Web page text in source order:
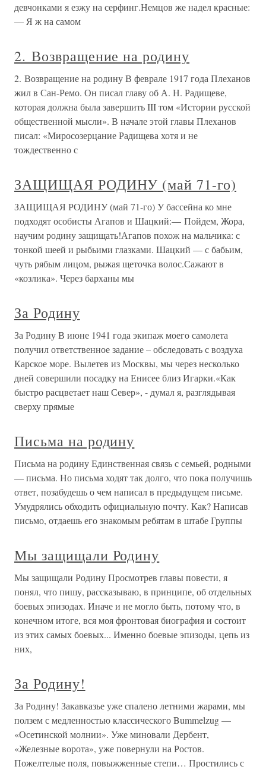
девчонками я езжу на серфинг.Немцов же надел красные:
— Я ж на самом
2. Возвращение на родину
2. Возвращение на родину В феврале 1917 года Плеханов
жил в Сан-Ремо. Он писал главу об А. Н. Радищеве,
которая должна была завершить III том «Истории русской
общественной мысли». В начале этой главы Плеханов
писал: «Миросозерцание Радищева хотя и не
тождественно с
ЗАЩИЩАЯ РОДИНУ (май 71-го)
ЗАЩИЩАЯ РОДИНУ (май 71-го) У бассейна ко мне
подходят особисты Агапов и Шацкий:— Пойдем, Жора,
научим родину защищать!Агапов похож на мальчика: с
тонкой шеей и рыбьими глазками. Шацкий — с бабьим,
чуть рябым лицом, рыжая щеточка волос.Сажают в
«козлика». Через барханы мы
За Родину
За Родину В июне 1941 года экипаж моего самолета
получил ответственное задание – обследовать с воздуха
Карское море. Вылетев из Москвы, мы через несколько
дней совершили посадку на Енисее близ Игарки.«Как
быстро расцветает наш Север», - думал я, разглядывая
сверху прямые
Письма на родину
Письма на родину Единственная связь с семьей, родными
— письма. Но письма ходят так долго, что пока получишь
ответ, позабудешь о чем написал в предыдущем письме.
Умудрялись обходить официальную почту. Как? Написав
письмо, отдаешь его знакомым ребятам в штабе Группы
Мы защищали Родину
Мы защищали Родину Просмотрев главы повести, я
понял, что пишу, рассказываю, в принципе, об отдельных
боевых эпизодах. Иначе и не могло быть, потому что, в
конечном итоге, вся моя фронтовая биография и состоит
из этих самых боевых... Именно боевые эпизоды, цепь из
них,
За Родину!
За Родину! Закавказье уже спалено летними жарами, мы
ползем с медленностью классического Bummelzug —
«Осетинской молнии». Уже миновали Дербент,
«Железные ворота», уже повернули на Ростов.
Пожелтелые поля, повыжженные степи… Простились с